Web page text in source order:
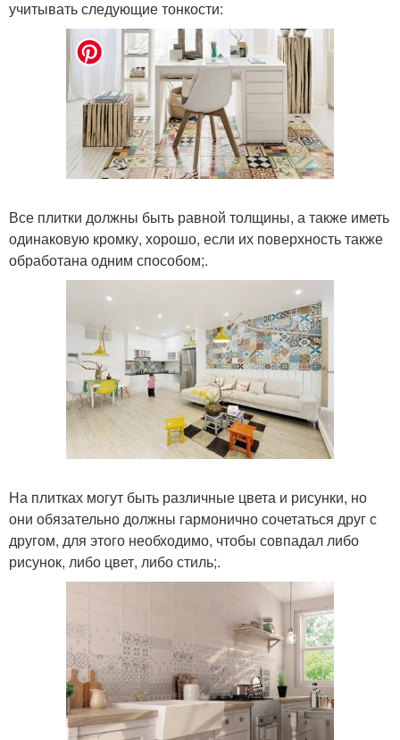
учитывать следующие тонкости:
Все плитки должны быть равной толщины, а также иметь
одинаковую кромку, хорошо, если их поверхность также
обработана одним способом;.
На плитках могут быть различные цвета и рисунки, но
они обязательно должны гармонично сочетаться друг с
другом, для этого необходимо, чтобы совпадал либо
рисунок, либо цвет, либо стиль;.